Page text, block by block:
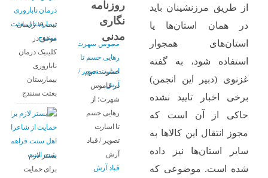
از طریق مرزنشینان باید
در همان استان‌ها یا
استان‌های همجوار
استفاده شود، به گفته
غزنوی (دبیر این انجمن)
برخی اخبار تایید نشده
حاکی از آن است که
مجوز انتقال این کالاها به
سایر استان‌ها نیز داده
شده است. موضوعی که
روزنامه
نگاری
مدنی
خشونت دوم
در قاموس
شهرت؛ از
رهایی جسم
تا اسارت
تصویر / قباد
آرش
قباد آرش
ثبت ۱۹ زایمان
موفق در
کلینیک درمان
ناباروری
بیمارستان
بعثت سنندج
بستر لازم
برای حمایت